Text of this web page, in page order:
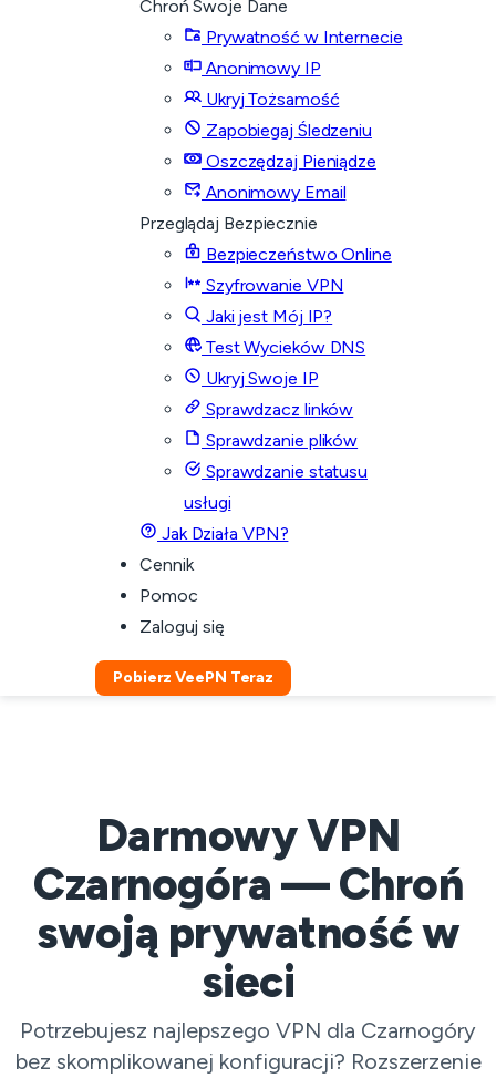
Chroń Swoje Dane
Prywatność w Internecie
Anonimowy IP
Ukryj Tożsamość
Zapobiegaj Śledzeniu
Oszczędzaj Pieniądze
Anonimowy Email
Przeglądaj Bezpiecznie
Bezpieczeństwo Online
Szyfrowanie VPN
Jaki jest Mój IP?
Test Wycieków DNS
Ukryj Swoje IP
Sprawdzacz linków
Sprawdzanie plików
Sprawdzanie statusu
usługi
Jak Działa VPN?
Cennik
Pomoc
Zaloguj się
Pobierz VeePN Teraz
Darmowy VPN
Czarnogóra — Chroń
swoją prywatność w
sieci
Potrzebujesz najlepszego VPN dla Czarnogóry
bez skomplikowanej konfiguracji? Rozszerzenie